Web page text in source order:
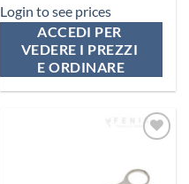
Login to see prices
ACCEDI PER
VEDERE I PREZZI
E ORDINARE
preferiti